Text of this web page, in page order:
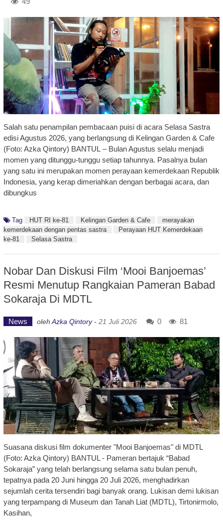
Salah satu penampilan pembacaan puisi di acara Selasa Sastra
edisi Agustus 2026, yang berlangsung di Kelingan Garden & Cafe
(Foto: Azka Qintory) BANTUL – Bulan Agustus selalu menjadi
momen yang ditunggu-tunggu setiap tahunnya. Pasalnya bulan
yang satu ini merupakan momen perayaan kemerdekaan Republik
Indonesia, yang kerap dimeriahkan dengan berbagai acara, dan
dibungkus
Tag HUT RI ke-81 Kelingan Garden & Cafe
merayakan
kemerdekaan dengan pentas sastra
Perayaan HUT Kemerdekaan
ke-81
Selasa Sastra
Nobar Dan Diskusi Film ‘Mooi Banjoemas’
Resmi Menutup Rangkaian Pameran Babad
Sokaraja Di MDTL
News oleh Azka Qintory- 21 Juli 2026 0 81
Suasana diskusi film dokumenter "Mooi Banjoemas" di MDTL
(Foto: Azka Qintory) BANTUL - Pameran bertajuk “Babad
Sokaraja” yang telah berlangsung selama satu bulan penuh,
tepatnya pada 20 Juni hingga 20 Juli 2026, menghadirkan
sejumlah cerita tersendiri bagi banyak orang. Lukisan demi lukisan
yang terpampang di Museum dan Tanah Liat (MDTL), Tirtonirmolo,
Kasihan,